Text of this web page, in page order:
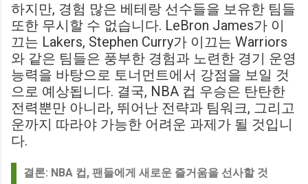
하지만, 경험 많은 베테랑 선수들을 보유한 팀들
또한 무시할 수 없습니다. LeBron James가 이
끄는 Lakers, Stephen Curry가 이끄는 Warriors
와 같은 팀들은 풍부한 경험과 노련한 경기 운영
능력을 바탕으로 토너먼트에서 강점을 보일 것
으로 예상됩니다. 결국, NBA 컵 우승은 탄탄한
전력뿐만 아니라, 뛰어난 전략과 팀워크, 그리고
운까지 따라야 가능한 어려운 과제가 될 것입니
다.
결론: NBA 컵, 팬들에게 새로운 즐거움을 선사할 것